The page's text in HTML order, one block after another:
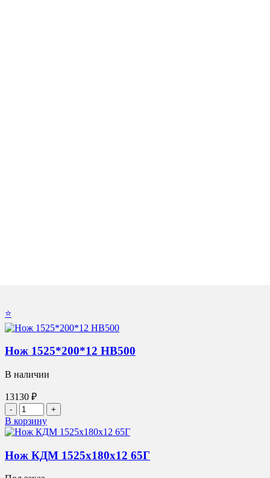
⭐
Нож 1525*200*12 НВ500
В наличии
13130 ₽
Количество
товара
Нож
1525*200*12
НВ500
В корзину
Нож КДМ 1525х180х12 65Г